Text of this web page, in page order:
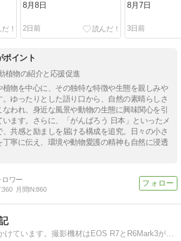
8月8日
2日前
8月7日
3日前
ポイント
植物の紹介と応援促進
植物を中心に、その独特な特徴や生態を親しみや
ゆったりとした語り口から、自然の素晴らしさ
われ、身近な風景や動物の生態に興味関心を引
います。さらに、「がんばろう 日本」といったメ
共感と励ましを届ける構成を追究。日々の小さ
寧に伝え、環境や動物愛護の精神も自然に浸透
360 月間IN:860
毎日野鳥を追いかけています。撮影機材はEOS R7とR6Mark3が中心です。その他とLUMIX GX7 Mark2も使っています。